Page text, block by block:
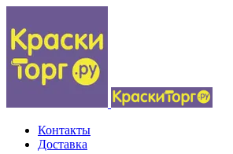
Контакты
Доставка